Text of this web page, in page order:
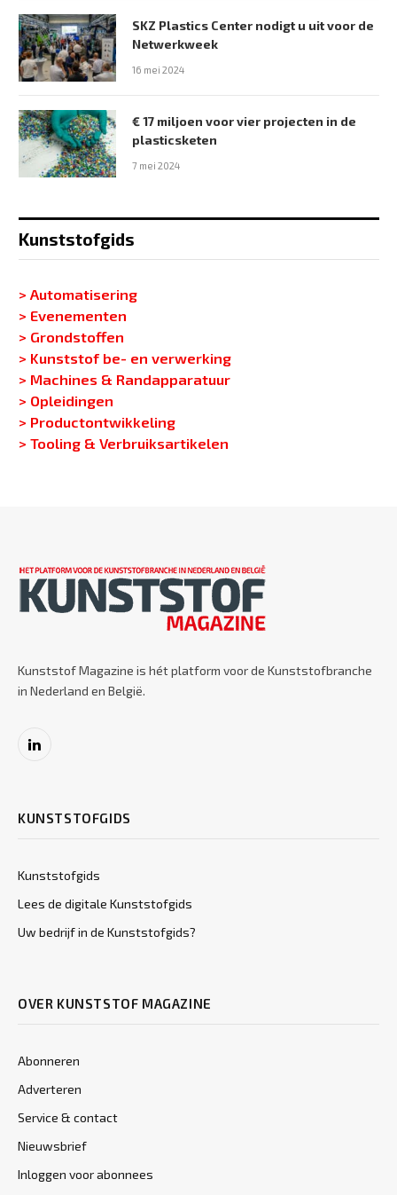
SKZ Plastics Center nodigt u uit voor de
Netwerkweek
16 mei 2024
€ 17 miljoen voor vier projecten in de
plasticsketen
7 mei 2024
Kunststofgids
> Automatisering
> Evenementen
> Grondstoffen
> Kunststof be- en verwerking
> Machines & Randapparatuur
> Opleidingen
> Productontwikkeling
> Tooling & Verbruiksartikelen
Kunststof Magazine is hét platform voor de Kunststofbranche
in Nederland en België.
LinkedIn
KUNSTSTOFGIDS
Kunststofgids
Lees de digitale Kunststofgids
Uw bedrijf in de Kunststofgids?
OVER KUNSTSTOF MAGAZINE
Abonneren
Adverteren
Service & contact
Nieuwsbrief
Inloggen voor abonnees